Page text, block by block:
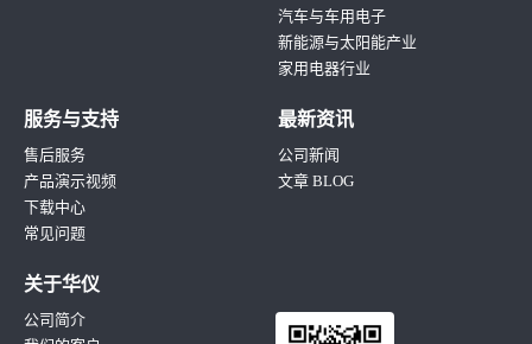
汽车与车用电子
新能源与太阳能产业
家用电器行业
服务与支持
售后服务
产品演示视频
下载中心
常见问题
最新资讯
公司新闻
文章 BLOG
关于华仪
公司简介